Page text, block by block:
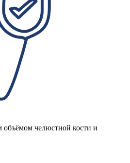
челюстной кости и